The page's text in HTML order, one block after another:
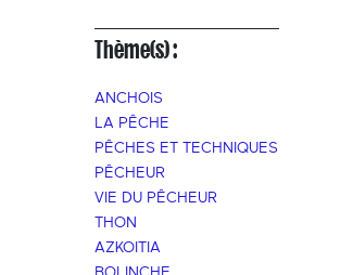
Thème(s) :
ANCHOIS
LA PÊCHE
PÊCHES ET TECHNIQUES
PÊCHEUR
VIE DU PÊCHEUR
THON
AZKOITIA